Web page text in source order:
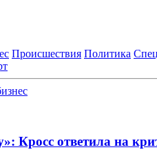
Происшествия Политика
Кросс ответила на